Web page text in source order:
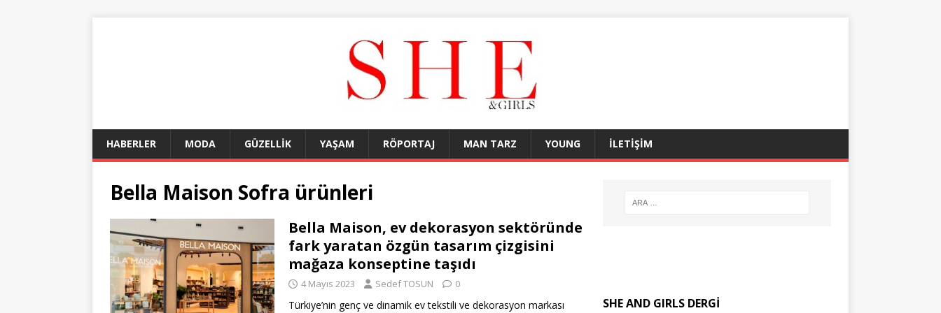
HABERLER MODA GÜZELLİK YAŞAM RÖPORTAJ MAN TARZ YOUNG İLETİŞİM
Bella Maison Sofra ürünleri
Bella Maison, ev dekorasyon sektöründe
fark yaratan özgün tasarım çizgisini
mağaza konseptine taşıdı
4 Mayıs 2023 Sedef TOSUN 0
Türkiye’nin genç ve dinamik ev tekstili ve dekorasyon markası SHE AND GIRLS DERGİ